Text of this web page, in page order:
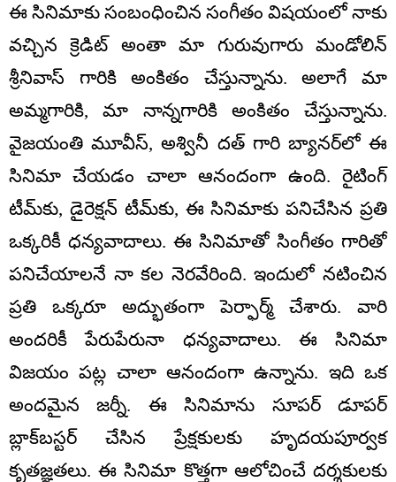
ఈ సినిమాకు సంబంధించిన సంగీతం విషయంలో నాకు
వచ్చిన క్రెడిట్ అంతా మా గురువుగారు మండోలిన్
శ్రీనివాస్ గారికి అంకితం చేస్తున్నాను. అలాగే మా
అమ్మగారికి, మా నాన్నగారికి అంకితం చేస్తున్నాను.
వైజయంతి మూవీస్, అశ్వినీ దత్ గారి బ్యానర్‌లో ఈ
సినిమా చేయడం చాలా ఆనందంగా ఉంది. రైటింగ్
టీమ్‌కు, డైరెక్షన్ టీమ్‌కు, ఈ సినిమాకు పనిచేసిన ప్రతి
ఒక్కరికీ ధన్యవాదాలు. ఈ సినిమాతో సింగీతం గారితో
పనిచేయాలనే నా కల నెరవేరింది. ఇందులో నటించిన
ప్రతి ఒక్కరూ అద్భుతంగా పెర్ఫార్మ్ చేశారు. వారి
అందరికీ పేరుపేరునా ధన్యవాదాలు. ఈ సినిమా
విజయం పట్ల చాలా ఆనందంగా ఉన్నాను. ఇది ఒక
అందమైన జర్నీ. ఈ సినిమాను సూపర్ డూపర్
బ్లాక్‌బస్టర్ చేసిన ప్రేక్షకులకు హృదయపూర్వక
కృతజ్ఞతలు. ఈ సినిమా కొత్తగా ఆలోచించే దర్శకులకు